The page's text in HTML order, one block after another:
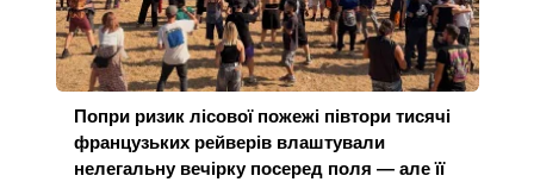
Попри ризик лісової пожежі півтори тисячі
французьких рейверів влаштували
нелегальну вечірку посеред поля — але її